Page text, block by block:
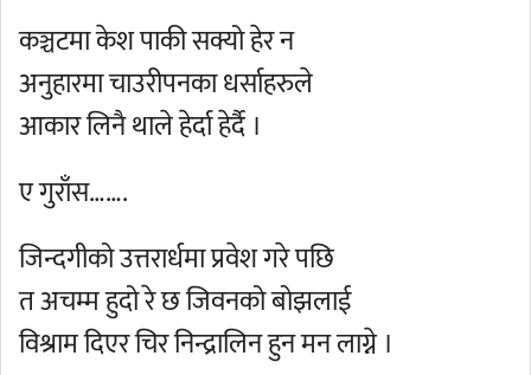
कञ्चटमा केश पाकी सक्यो हेर न
अनुहारमा चाउरीपनका धर्साहरुले
आकार लिनै थाले हेर्दा हेर्दै ।
ए गुराँस…….
जिन्दगीको उत्तरार्धमा प्रवेश गरे पछि
त अचम्म हुदो रे छ जिवनको बोझलाई
विश्राम दिएर चिर निन्द्रालिन हुन मन लाग्ने ।